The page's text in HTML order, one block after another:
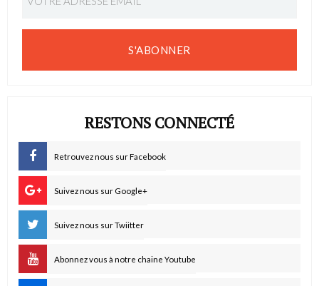
S'ABONNER
RESTONS CONNECTÉ
Retrouvez nous sur Facebook
Suivez nous sur Google+
Suivez nous sur Twiitter
Abonnez vous à notre chaine Youtube